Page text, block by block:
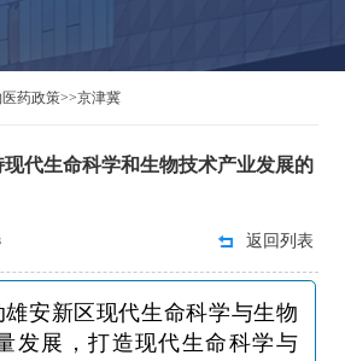
医药政策>>京津冀
代生命科学和生物技术产业发展的
返回列表
雄安新区现代生命科学与生物
发展，打造现代生命科学与